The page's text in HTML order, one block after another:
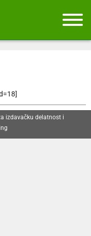
izdavačku delatnost i